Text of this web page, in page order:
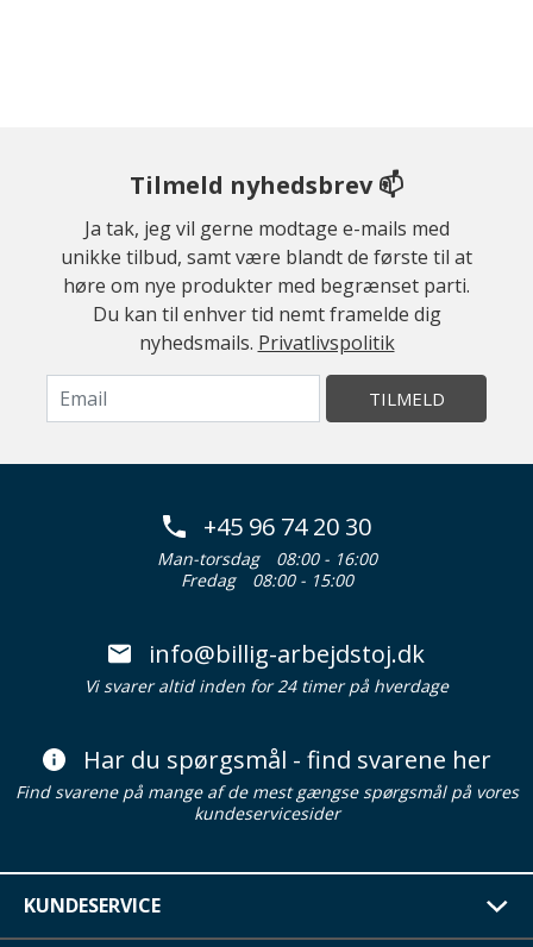
Tilmeld nyhedsbrev 📫
Ja tak, jeg vil gerne modtage e-mails med
unikke tilbud, samt være blandt de første til at
høre om nye produkter med begrænset parti.
Du kan til enhver tid nemt framelde dig
nyhedsmails. Privatlivspolitik
TILMELD
+45 96 74 20 30
Man-torsdag
08:00 - 16:00
Fredag
08:00 - 15:00
info@billig-arbejdstoj.dk
Vi svarer altid inden for 24 timer på hverdage
Har du spørgsmål - find svarene her
Find svarene på mange af de mest gængse spørgsmål på vores
kundeservicesider
KUNDESERVICE